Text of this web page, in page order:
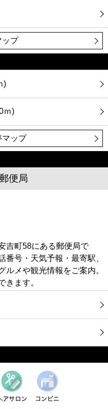
ップ
)
ｍ)
マップ
便局
吉町58にある郵便局で
番号・天気予報・最寄駅、
ルメや観光情報をご案内。
きます。